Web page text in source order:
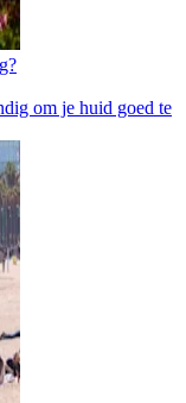
om je huid goed te